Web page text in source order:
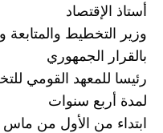
أستاذ الإقتصاد
وزير التخطيط والمتابعة
بالقرار الجمهوري
رئيسا للمعهد القومي
لمدة أربع سنوات
ابتداء من الأول من ماس 2022